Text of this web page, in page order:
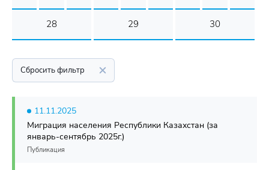
28 29 30
Сбросить фильтр
11.11.2025
Миграция населения Республики Казахстан (за
январь-сентябрь 2025г.)
Публикация